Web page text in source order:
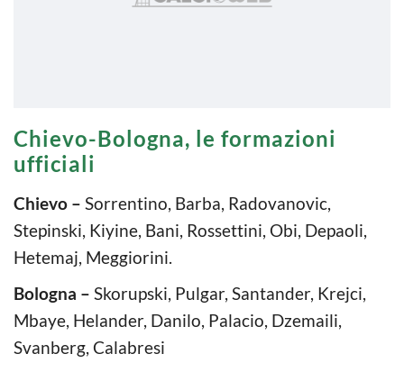
Chievo-Bologna, le formazioni
ufficiali
Chievo – Sorrentino, Barba, Radovanovic,
Stepinski, Kiyine, Bani, Rossettini, Obi, Depaoli,
Hetemaj, Meggiorini.
Bologna – Skorupski, Pulgar, Santander, Krejci,
Mbaye, Helander, Danilo, Palacio, Dzemaili,
Svanberg, Calabresi